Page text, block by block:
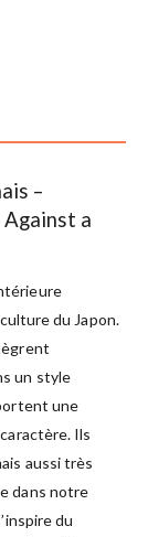
–
a
du Japon.
un style
une
Ils
aussi très
dans notre
du